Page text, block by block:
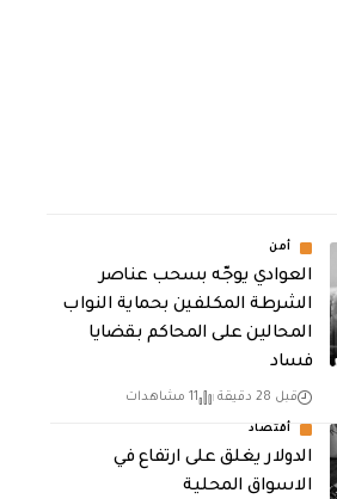
أمن
العوادي يوجّه بسحب عناصر
الشرطة المكلفين بحماية النواب
المحالين على المحاكم بقضايا
فساد
قبل 28 دقيقة 11 مشاهدات
أقتصاد
الدولار يغلق على ارتفاع في
الاسواق المحلية